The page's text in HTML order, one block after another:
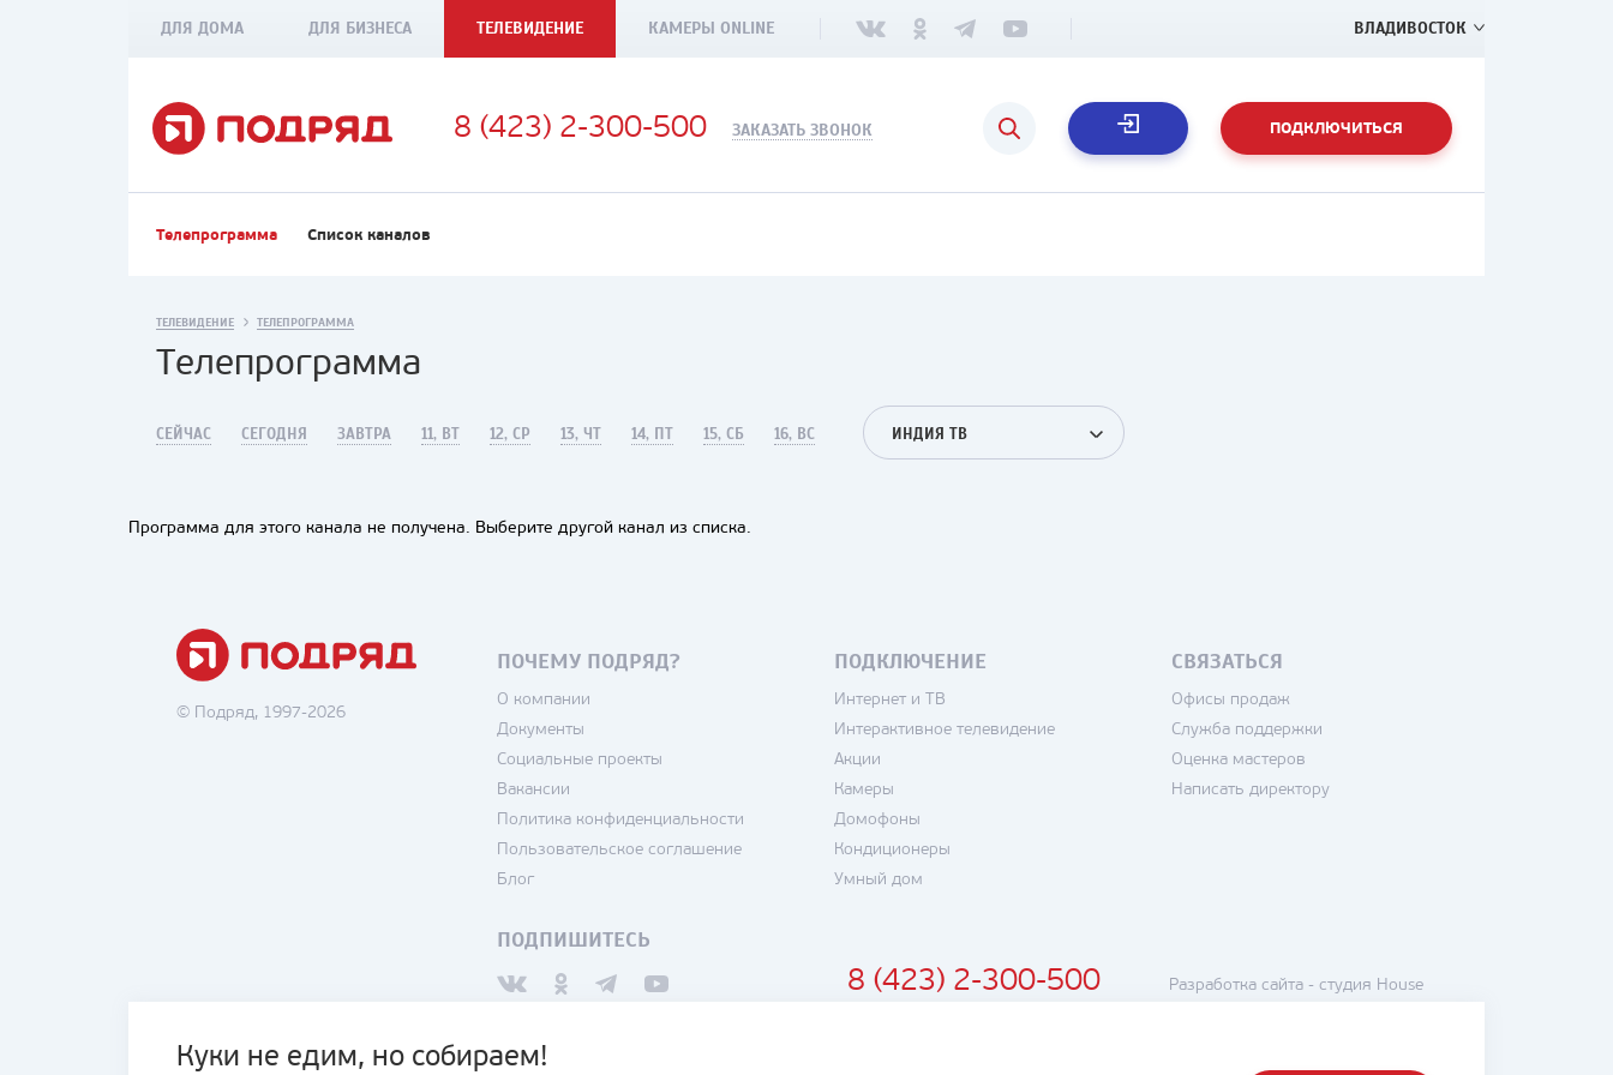
ДЛЯ ДОМА ДЛЯ БИЗНЕСА ТЕЛЕВИДЕНИЕ КАМЕРЫ ONLINE ВЛАДИВОСТОК
8 (423) 2-300-500 ЗАКАЗАТЬ ЗВОНОК ПОДКЛЮЧИТЬСЯ
Телепрограмма Список каналов
Куки не едим, но собираем!
ТЕЛЕВИДЕНИЕ ТЕЛЕПРОГРАММА
Телепрограмма
СЕЙЧАС СЕГОДНЯ ЗАВТРА 11, ВТ 12, СР 13, ЧТ 14, ПТ 15, СБ 16, ВС ИНДИЯ ТВ
Программа для этого канала не получена. Выберите другой канал из списка.
© Подряд, 1997-2026
ПОЧЕМУ ПОДРЯД?
О компании
Документы
Социальные проекты
Вакансии
Политика конфиденциальности
Пользовательское соглашение
Блог
ПОДКЛЮЧЕНИЕ
Интернет и ТВ
Интерактивное телевидение
Акции
Камеры
Домофоны
Кондиционеры
Умный дом
СВЯЗАТЬСЯ
Офисы продаж
Служба поддержки
Оценка мастеров
Написать директору
ПОДПИШИТЕСЬ
8 (423) 2-300-500 Разработка сайта - студия House